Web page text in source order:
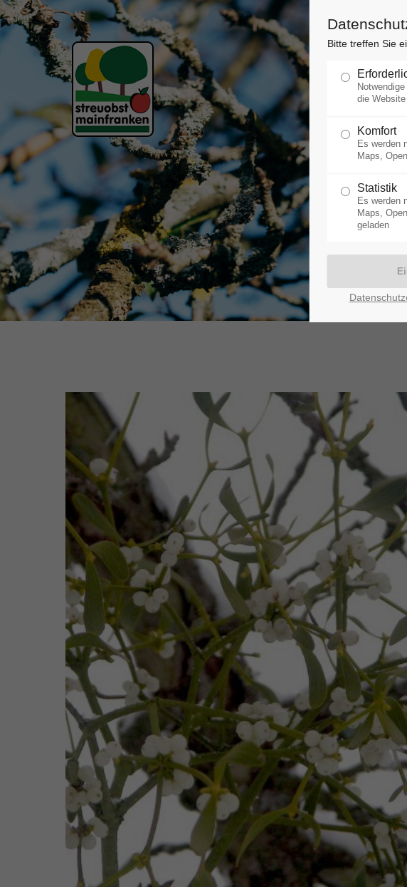
Bitte treffen Sie
die
Komfort
Es werden
Maps,
Statistik
Es werden
Maps,
geladen